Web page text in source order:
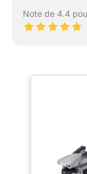
Note de 4.4